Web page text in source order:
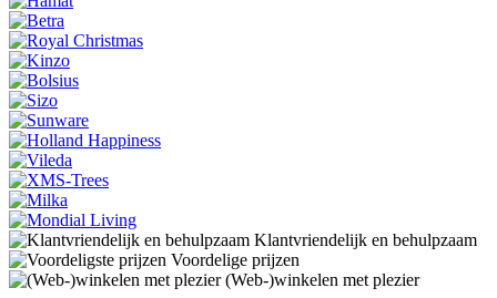
Klantvriendelijk en behulpzaam
Voordelige prijzen
(Web-)winkelen met plezier